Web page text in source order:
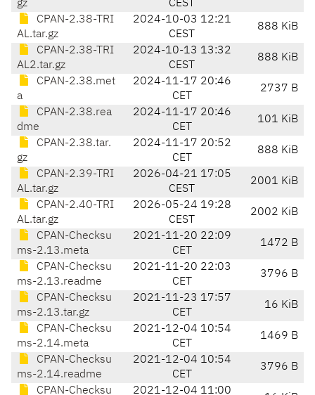
gz
CEST
CPAN-2.38-TRI
AL.tar.gz
2024-10-03 12:21
CEST
888 KiB
CPAN-2.38-TRI
AL2.tar.gz
2024-10-13 13:32
CEST
888 KiB
CPAN-2.38.met
a
2024-11-17 20:46
CET
2737 B
CPAN-2.38.rea
dme
2024-11-17 20:46
CET
101 KiB
CPAN-2.38.tar.
gz
2024-11-17 20:52
CET
888 KiB
CPAN-2.39-TRI
AL.tar.gz
2026-04-21 17:05
CEST
2001 KiB
CPAN-2.40-TRI
AL.tar.gz
2026-05-24 19:28
CEST
2002 KiB
CPAN-Checksu
ms-2.13.meta
2021-11-20 22:09
CET
1472 B
CPAN-Checksu
ms-2.13.readme
2021-11-20 22:03
CET
3796 B
CPAN-Checksu
ms-2.13.tar.gz
2021-11-23 17:57
CET
16 KiB
CPAN-Checksu
ms-2.14.meta
2021-12-04 10:54
CET
1469 B
CPAN-Checksu
ms-2.14.readme
2021-12-04 10:54
CET
3796 B
CPAN-Checksu
2021-12-04 11:00